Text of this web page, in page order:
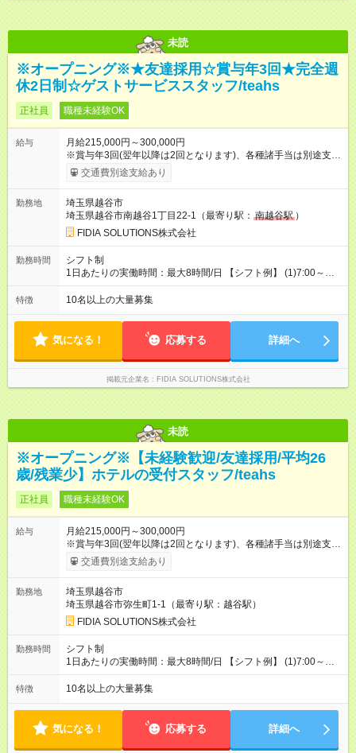
未読
※オープニング※★友達採用☆賞与年3回★完全週
休2日制☆ゲストサービススタッフ/teahs
正社員 職種未経験OK
給与
月給215,000円～300,000円
※賞与年3回(翌年以降は2回となります)、各種諸手当は別途支
給！ ※能力・スキルを考慮し、ご相談の上で決定します。 【試
用期間】試用期間なし
交通費別途支給あり
勤務地
埼玉県越谷市
埼玉県越谷市南越谷1丁目22-1（最寄り駅： 南越谷駅 ）
FIDIA SOLUTIONS株式会社
勤務時間
シフト制
1日あたりの実働時間：最大8時間/日 【シフト例】 (1)7:00～
16:00 (2)8:00～17:00 (3)13:00～22:00 (4)14:00～23:00
(5)22:00～7:00 (6)23:00～8:00
特徴 10名以上の大量募集
気になる！ 応募する 詳細へ
掲載元企業名 FIDIA SOLUTIONS株式会社
未読
※オープニング※【未経験歓迎/友達採用/平均26
歳/残業少】ホテルの受付スタッフ/teahs
正社員 職種未経験OK
給与
月給215,000円～300,000円
※賞与年3回(翌年以降は2回となります)、各種諸手当は別途支
給！ ※能力・スキルを考慮し、ご相談の上で決定します。 【試
用期間】試用期間あり 試用期間の長さ：6ヶ月 雇用形態、給与
交通費別途支給あり
勤務地
埼玉県越谷市
埼玉県越谷市弥生町1-1（最寄り駅：越谷駅）
FIDIA SOLUTIONS株式会社
勤務時間
シフト制
1日あたりの実働時間：最大8時間/日 【シフト例】 (1)7:00～
16:00 (2)8:00～17:00 (3)13:00～22:00 (4)14:00～23:00
(5)22:00～7:00 (6)23:00～8:00
特徴 10名以上の大量募集
気になる！ 応募する 詳細へ